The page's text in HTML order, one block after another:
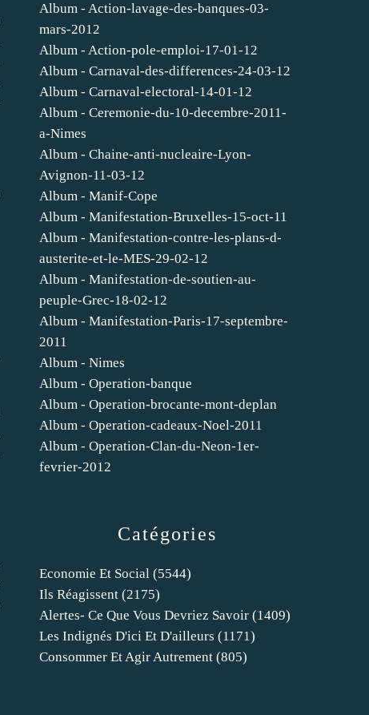
Catégories
Economie Et Social (5544)
Ils Réagissent (2175)
Alertes- Ce Que Vous Devriez Savoir (1409)
Les Indignés D'ici Et D'ailleurs (1171)
Consommer Et Agir Autrement (805)
Album - Action-lavage-des-banques-03-
mars-2012
Album - Action-pole-emploi-17-01-12
Album - Carnaval-des-differences-24-03-12
Album - Carnaval-electoral-14-01-12
Album - Ceremonie-du-10-decembre-2011-
a-Nimes
Album - Chaine-anti-nucleaire-Lyon-
Avignon-11-03-12
Album - Manif-Cope
Album - Manifestation-Bruxelles-15-oct-11
Album - Manifestation-contre-les-plans-d-
austerite-et-le-MES-29-02-12
Album - Manifestation-de-soutien-au-
peuple-Grec-18-02-12
Album - Manifestation-Paris-17-septembre-
2011
Album - Nimes
Album - Operation-banque
Album - Operation-brocante-mont-deplan
Album - Operation-cadeaux-Noel-2011
Album - Operation-Clan-du-Neon-1er-
fevrier-2012